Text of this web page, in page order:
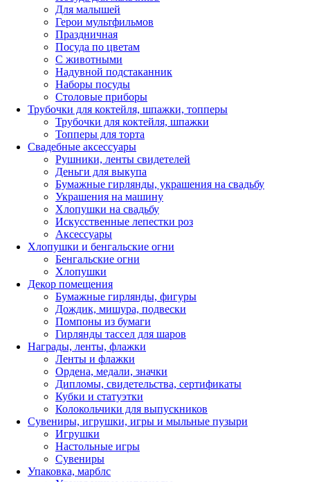
Для малышей
Герои мультфильмов
Праздничная
Посуда по цветам
С животными
Надувной подстаканник
Наборы посуды
Столовые приборы
Трубочки для коктейля, шпажки, топперы
Трубочки для коктейля, шпажки
Топперы для торта
Свадебные аксессуары
Рушники, ленты свидетелей
Деньги для выкупа
Бумажные гирлянды, украшения на свадьбу
Украшения на машину
Хлопушки на свадьбу
Искусственные лепестки роз
Аксессуары
Хлопушки и бенгальские огни
Бенгальские огни
Хлопушки
Декор помещения
Бумажные гирлянды, фигуры
Дождик, мишура, подвески
Помпоны из бумаги
Гирлянды тассел для шаров
Награды, ленты, флажки
Ленты и флажки
Ордена, медали, значки
Дипломы, свидетельства, сертификаты
Кубки и статуэтки
Колокольчики для выпускников
Сувениры, игрушки, игры и мыльные пузыри
Игрушки
Настольные игры
Сувениры
Упаковка, марблс